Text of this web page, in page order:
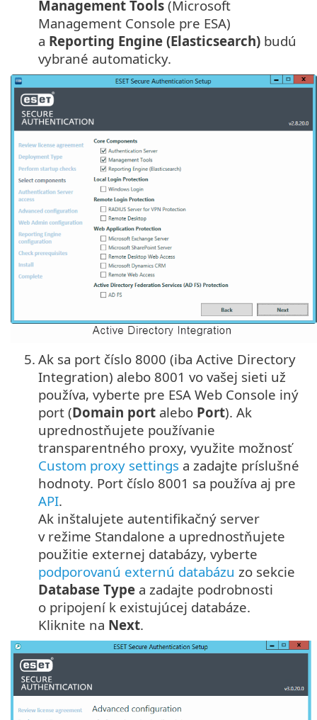
Management Tools (Microsoft
Management Console pre ESA)
a Reporting Engine (Elasticsearch) budú
vybrané automaticky.
5. Ak sa port číslo 8000 (iba Active Directory
Integration) alebo 8001 vo vašej sieti už
používa, vyberte pre ESA Web Console iný
port (Domain port alebo Port). Ak
uprednostňujete používanie
transparentného proxy, využite možnosť
Custom proxy settings a zadajte príslušné
hodnoty. Port číslo 8001 sa používa aj pre
API.
Ak inštalujete autentifikačný server
v režime Standalone a uprednostňujete
použitie externej databázy, vyberte
podporovanú externú databázu zo sekcie
Database Type a zadajte podrobnosti
o pripojení k existujúcej databáze.
Kliknite na Next.